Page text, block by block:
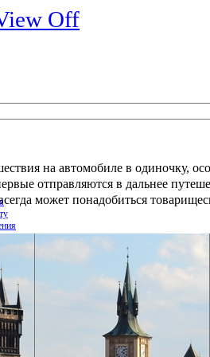
Off
на автомобиле в одиночку,
отправляются в дальнее
может понадобиться